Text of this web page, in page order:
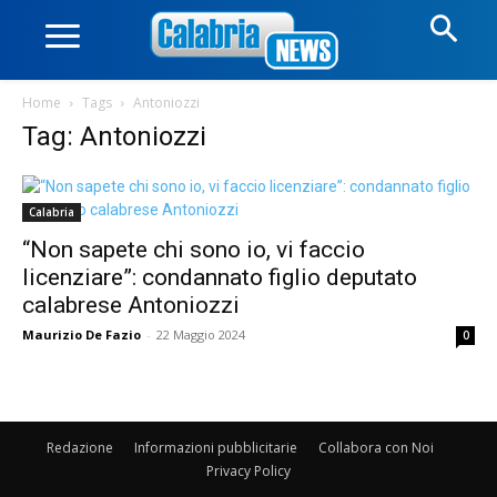
Home Tags Antoniozzi
Tag: Antoniozzi
Calabria
“Non sapete chi sono io, vi faccio
licenziare”: condannato figlio deputato
calabrese Antoniozzi
Maurizio De Fazio - 22 Maggio 2024 0
Redazione Informazioni pubblicitarie
Collabora con Noi
Privacy Policy